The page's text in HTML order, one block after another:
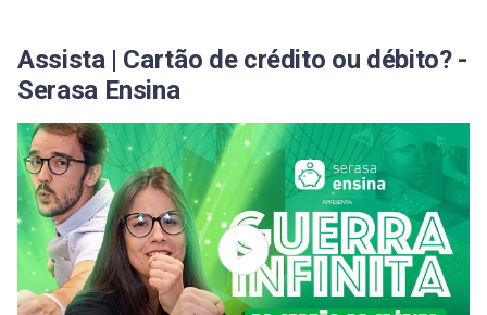
Assista | Cartão de crédito ou débito? -
Serasa Ensina